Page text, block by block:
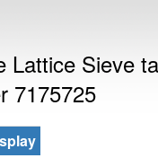
Lattice Sieve
7175725